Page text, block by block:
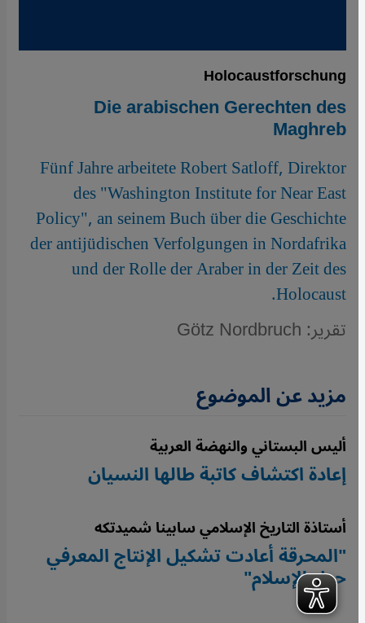
Holocaustforschung
Die arabischen Gerechten des
Maghreb
Fünf Jahre arbeitete Robert Satloff, Direktor
des "Washington Institute for Near East
Policy", an seinem Buch über die Geschichte
der antijüdischen Verfolgungen in Nordafrika
und der Rolle der Araber in der Zeit des
Holocaust.
تقرير: Götz Nordbruch
مزيد عن الموضوع
أليس البستاني والنهضة العربية
إعادة اكتشاف كاتبة طالها النسيان
أستاذة التاريخ الإسلامي سابينا شميدتكه
"المحرقة أعادت تشكيل الإنتاج المعرفي
حول الإسلام"